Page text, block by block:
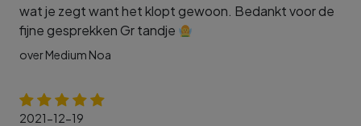
wat je zegt want het klopt gewoon. Bedankt voor de
fijne gesprekken Gr tandje
over Medium Noa
2021-12-19